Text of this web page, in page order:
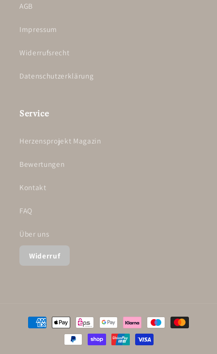
AGB
Impressum
Widerrufsrecht
Datenschutzerklärung
Service
Herzensprojekt Magazin
Bewertungen
Kontakt
FAQ
Über uns
Widerruf
Zahlungsmethoden